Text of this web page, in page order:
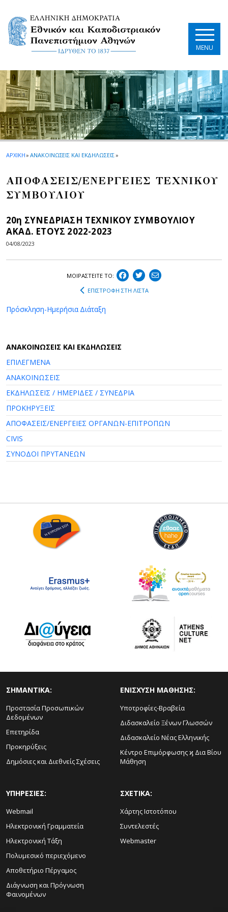
MENU
ΑΡΧΙΚΗ» ΑΝΑΚΟΙΝΩΣΕΙΣ ΚΑΙ ΕΚΔΗΛΩΣΕΙΣ»
ΑΠΟΦΑΣΕΙΣ/ΕΝΕΡΓΕΙΕΣ ΤΕΧΝΙΚΟΥ
ΣΥΜΒΟΥΛΙΟΥ
20η ΣΥΝΕΔΡΙΑΣΗ ΤΕΧΝΙΚΟΥ ΣΥΜΒΟΥΛΙΟΥ
ΑΚΑΔ. ΕΤΟΥΣ 2022-2023
04/08/2023
ΜΟΙΡΑΣΤEIΤΕ ΤΟ:
ΕΠΙΣΤΡΟΦΗ ΣΤΗ ΛΙΣΤΑ
Πρόσκληση-Ημερήσια Διάταξη
AΝΑΚΟΙΝΩΣΕΙΣ ΚΑΙ ΕΚΔΗΛΩΣΕΙΣ
ΕΠΙΛΕΓΜΕΝΑ
ΑΝΑΚΟΙΝΩΣΕΙΣ
ΕΚΔΗΛΩΣΕΙΣ / ΗΜΕΡΙΔΕΣ / ΣΥΝΕΔΡΙΑ
ΠΡΟΚΗΡΥΞΕΙΣ
ΑΠΟΦΑΣΕΙΣ/ΕΝΕΡΓΕΙΕΣ ΟΡΓΑΝΩΝ-ΕΠΙΤΡΟΠΩΝ
CIVIS
ΣΥΝΟΔΟΙ ΠΡΥΤΑΝΕΩΝ
ΣΗΜΑΝΤΙΚΑ:
Προστασία Προσωπικών
Δεδομένων
Επετηρίδα
Προκηρύξεις
Δημόσιες και Διεθνείς Σχέσεις
ΕΝΙΣΧΥΣΗ ΜΑΘΗΣΗΣ:
Υποτροφίες-Βραβεία
Διδασκαλείο Ξένων Γλωσσών
Διδασκαλείο Νέας Ελληνικής
Κέντρο Επιμόρφωσης ϗ Δια Βίου
Μάθηση
ΥΠΗΡΕΣΙΕΣ:
Webmail
Ηλεκτρονική Γραμματεία
Ηλεκτρονική Τάξη
Πολυμεσικό περιεχόμενο
Αποθετήριο Πέργαμος
Διάγνωση και Πρόγνωση
Φαινομένων
ΣΧΕΤΙΚΑ:
Χάρτης Ιστοτόπου
Συντελεστές
Webmaster